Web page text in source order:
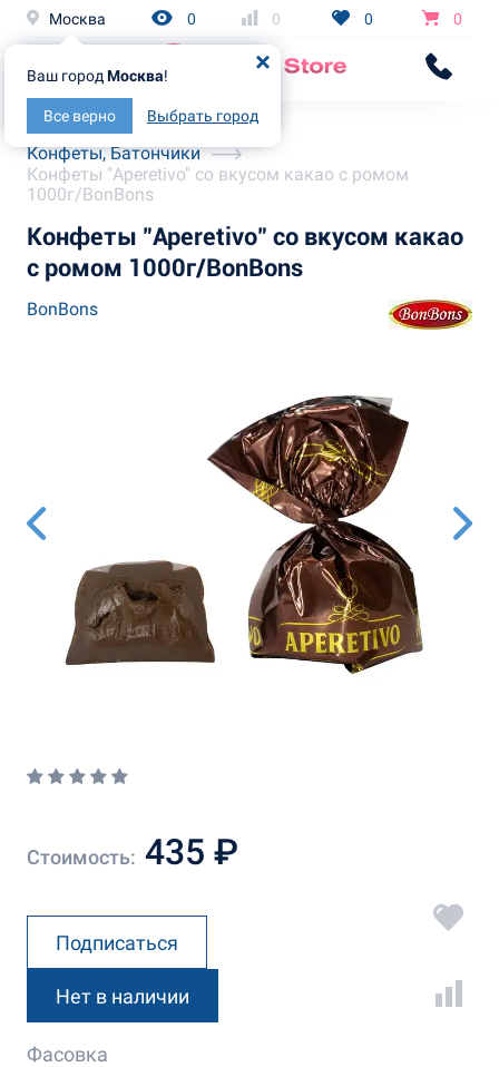
Москва
Ваш город Москва!
Все верно Выбрать город
0 0 0 0
Главная
Каталог
Конфеты, Батончики
Конфеты "Aperetivo" со вкусом какао с ромом
1000г/BonBons
Конфеты "Aperetivo" со вкусом какао
с ромом 1000г/BonBons
BonBons
Стоимость: 435 ₽
Подписаться
Нет в наличии
Фасовка